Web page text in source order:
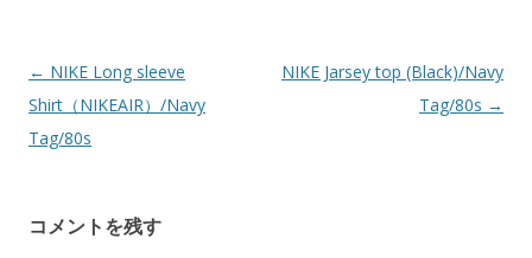
投
稿
ナ
ー
← NIKE Long sleeve
Shirt（NIKEAIR）/Navy
Tag/80s
NIKE Jarsey top (Black)/Navy
Tag/80s →
コメントを残す